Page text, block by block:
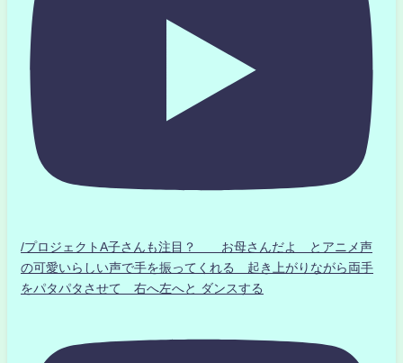
/プロジェクトA子さんも注目？ お母さんだよ とアニメ声
の可愛いらしい声で手を振ってくれる 起き上がりながら両手
をパタパタさせて 右へ左へと ダンスする